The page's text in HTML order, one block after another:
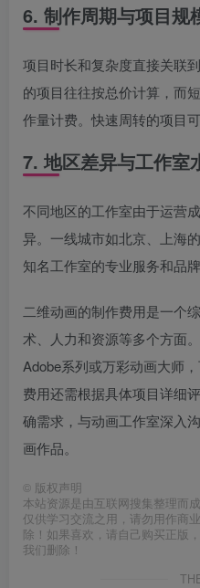
6. 制作周期与项目规
项目时长和复杂度直接关联
的项目往往按总价计算，而
作量计费。快速周转的项目
7. 地区差异与工作室
不同地区的工作室由于运营
异。一线城市如北京、上海
知名工作室的专业服务和品
二维动画的制作费用是一个
术、人力和资源等多个方面
Adobe系列或万彩动画大师
费用还需根据具体项目详细
确需求，与动画工作室深入
画作品。
© 版权声明
本站资源是由互联网搜集整理而
仅供学习交流之用，请勿用作商
除！如果喜欢，请自己购买正版
我们删除！